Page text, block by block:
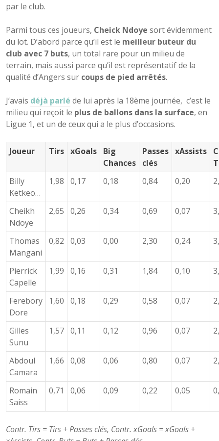
par le club.
Parmi tous ces joueurs, Cheick Ndoye sort évidemment
du lot. D’abord parce qu’il est le meilleur buteur du
club avec 7 buts, un total rare pour un milieu de
terrain, mais aussi parce qu’il est représentatif de la
qualité d’Angers sur coups de pied arrêtés.
J’avais déjà parlé de lui après la 18ème journée, c’est le
milieu qui reçoit le plus de ballons dans la surface, en
Ligue 1, et un de ceux qui a le plus d’occasions.
Joueur Tirs xGoals
Big
Chances
Passes
clés
xAssists
Billy
Ketkeo…
1,98 0,17 0,18 0,84 0,20
Cheikh
Ndoye
2,65 0,26 0,34 0,69 0,07
Thomas
Mangani
0,82 0,03 0,00 2,30 0,24
Pierrick
Capelle
1,99 0,16 0,31 1,84 0,10
Ferebory
Dore
1,60 0,18 0,29 0,58 0,07
Gilles
Sunu
1,57 0,11 0,12 0,96 0,07
Abdoul
Camara
1,66 0,08 0,06 0,80 0,07
Romain
Saiss
0,71 0,06 0,09 0,22 0,05
Contr. Tirs = Tirs + Passes clés, Contr. xGoals = xGoals +